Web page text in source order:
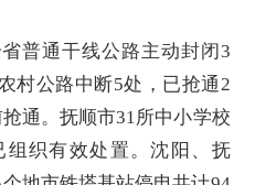
通干线公路主动封闭3
村公路中断5处，已抢通2
通。抚顺市31所中小学校
织有效处置。沈阳、抚